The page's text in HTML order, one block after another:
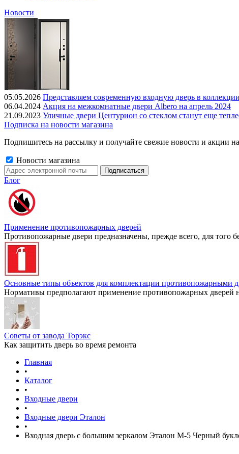
Новости
05.05.2026 Представляем современную входную дверь в
06.04.2024 Акция на межкомнатные двери Albero на апрель 2024
21.09.2023 Уличные двери Центурион со стеклом станут еще
Подписка на новости магазина
Подпишитесь на рассылку и получайте свежие новости и акции
Новости магазина
Блог
Применение противопожарных дверей
Противопожарные двери предназначены, прежде всего, для того
Основные типы объектов для комплектации противопожарными
Нормативы предполагают применение противопожарных дверей
Советы от завода Торэкс
Как защитить дверь во время ремонта
Главная
•
Каталог
•
Входные двери
•
Входные двери Эталон
•
Входная дверь с большим зеркалом Эталон М-5 Черный